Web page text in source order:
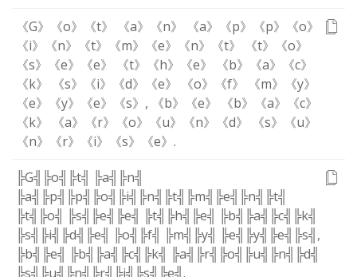
《G》 《o》 《t》 《a》 《n》 《a》 《p》 《p》
《o》
《i》
《n》 《t》 《m》 《e》 《n》 《t》 《t》
《o》
《s》
《e》 《e》 《t》 《h》 《e》 《b》 《a》
《c》
《k》
《s》 《i》 《d》 《e》 《o》 《f》 《m》
《y》
《e》
《y》 《e》 《s》 , 《b》 《e》 《b》 《a》
《c》
《k》
《a》 《r》 《o》 《u》 《n》 《d》 《s》
《u》
《n》
《r》 《i》 《s》 《e》 .
╠G╣ ╠o╣ ╠t╣ ╠a╣ ╠n╣
╠a╣ ╠p╣ ╠p╣ ╠o╣ ╠i╣ ╠n╣ ╠t╣ ╠m╣ ╠e╣ ╠n╣ ╠t╣
╠t╣ ╠o╣ ╠s╣ ╠e╣ ╠e╣ ╠t╣ ╠h╣ ╠e╣ ╠b╣ ╠a╣ ╠c╣ ╠k╣
╠s╣ ╠i╣ ╠d╣ ╠e╣ ╠o╣ ╠f╣ ╠m╣ ╠y╣ ╠e╣ ╠y╣ ╠e╣ ╠s╣ ,
╠b╣ ╠e╣ ╠b╣ ╠a╣ ╠c╣ ╠k╣ ╠a╣ ╠r╣ ╠o╣ ╠u╣ ╠n╣ ╠d╣
╠s╣ ╠u╣ ╠n╣ ╠r╣ ╠i╣ ╠s╣ ╠e╣ .